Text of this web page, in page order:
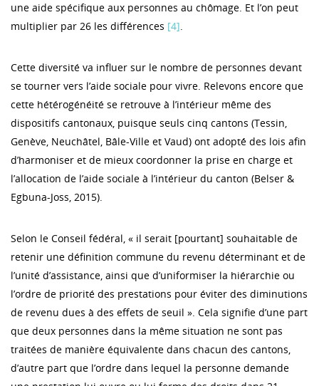
une aide spécifique aux personnes au chômage. Et l’on peut
multiplier par 26 les différences [4].
Cette diversité va influer sur le nombre de personnes devant
se tourner vers l’aide sociale pour vivre. Relevons encore que
cette hétérogénéité se retrouve à l’intérieur même des
dispositifs cantonaux, puisque seuls cinq cantons (Tessin,
Genève, Neuchâtel, Bâle-Ville et Vaud) ont adopté́ des lois afin
d’harmoniser et de mieux coordonner la prise en charge et
l’allocation de l’aide sociale à l’intérieur du canton (Belser &
Egbuna-Joss, 2015).
Selon le Conseil fédéral, « il serait [pourtant] souhaitable de
retenir une définition commune du revenu déterminant et de
l’unité d’assistance, ainsi que d’uniformiser la hiérarchie ou
l’ordre de priorité des prestations pour éviter des diminutions
de revenu dues à des effets de seuil ». Cela signifie d’une part
que deux personnes dans la même situation ne sont pas
traitées de manière équivalente dans chacun des cantons,
d’autre part que l’ordre dans lequel la personne demande